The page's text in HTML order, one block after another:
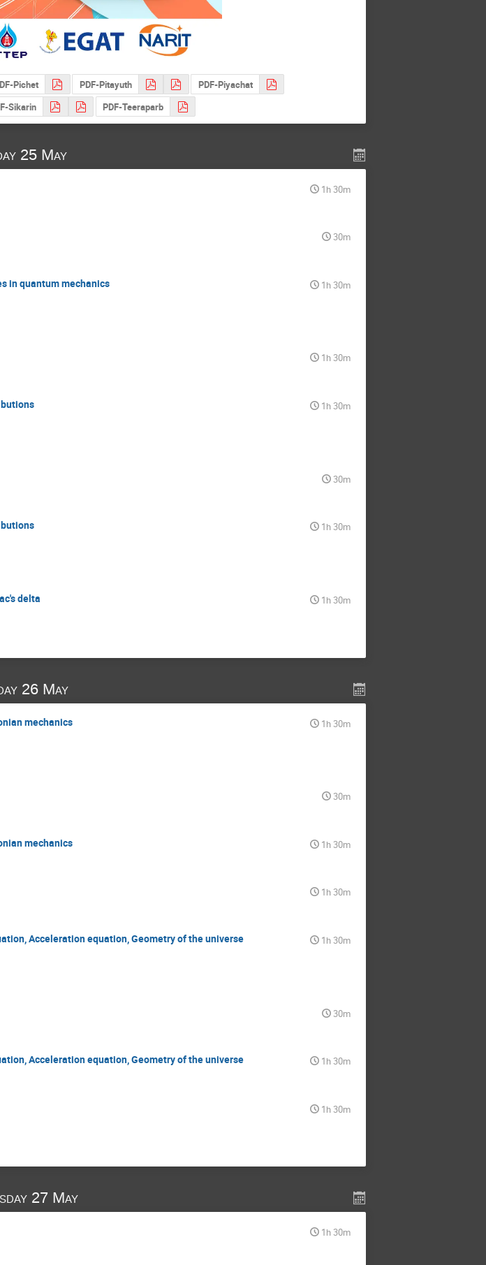
Pichet PDF-Pitayuth
PDF-Piyachat
Sikarin PDF-Teeraparb
25 May
1h 30m
30m
in quantum mechanics
1h 30m
1h 30m
1h 30m
30m
1h 30m
delta
1h 30m
26 May
mechanics
1h 30m
30m
mechanics
1h 30m
1h 30m
Acceleration equation, Geometry of the universe
1h 30m
30m
Acceleration equation, Geometry of the universe
1h 30m
1h 30m
27 May
1h 30m